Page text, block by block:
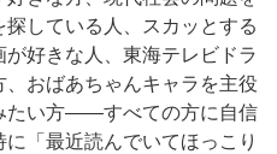
している人、スカッとする
好きな人、東海テレビドラ
おばあちゃんキャラを主役
たい方——すべての方に自信
「最近読んでいてほっこり